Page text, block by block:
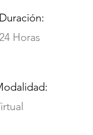
Duración:
24 Horas